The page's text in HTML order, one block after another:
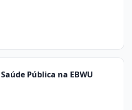
Pública na EBWU